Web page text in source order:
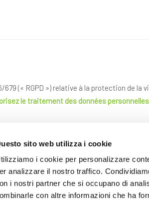
sito web utilizza i cookie
i cookie per personalizzare
analizzare il nostro traffico.
i nostri partner che si occupano di
con altre informazioni che ha
679 (« RGPD ») relative à la protection de
le traitement des données
de confidentialité
newsletter